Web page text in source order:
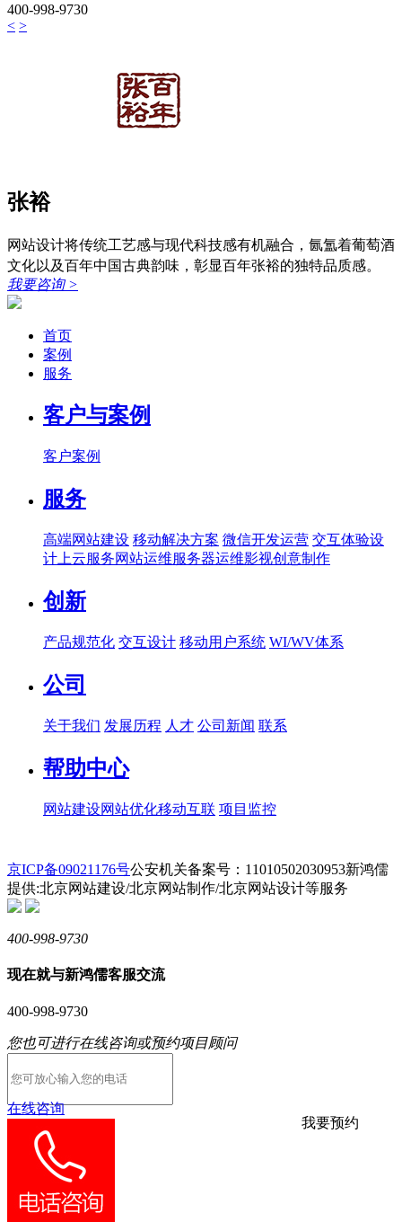
400-998-9730
< >
张裕
网站设计将传统工艺感与现代科技感有机融合，氤氲着葡萄酒
文化以及百年中国古典韵味，彰显百年张裕的独特品质感。
我要咨询>
首页
案例
服务
客户与案例
客户案例
服务
高端网站建设 移动解决方案 微信开发运营 交互体验设
计 上云服务网站运维服务器运维影视创意制作
创新
产品规范化 交互设计 移动用户系统 WI/WV体系
公司
关于我们 发展历程 人才 公司新闻 联系
帮助中心
网站建设网站优化移动互联 项目监控
京ICP备09021176号公安机关备案号：11010502030953新鸿儒
提供:北京网站建设/北京网站制作/北京网站设计等服务
400-998-9730
现在就与新鸿儒客服交流
400-998-9730
您也可进行在线咨询或预约项目顾问
我要预约
在线咨询